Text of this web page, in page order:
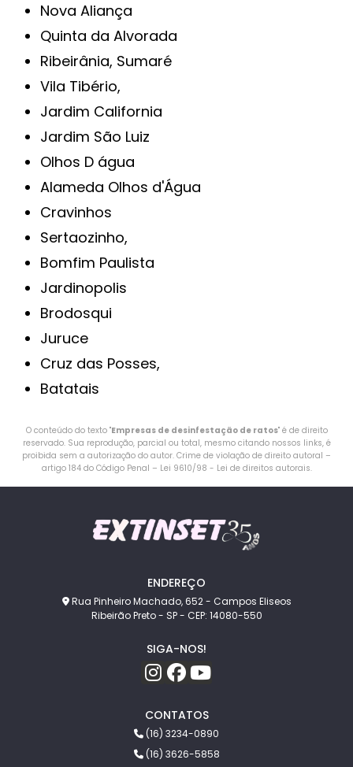
Nova Aliança
Quinta da Alvorada
Ribeirânia, Sumaré
Vila Tibério,
Jardim California
Jardim São Luiz
Olhos D água
Alameda Olhos d'Água
Cravinhos
Sertaozinho,
Bomfim Paulista
Jardinopolis
Brodosqui
Juruce
Cruz das Posses,
Batatais
O conteúdo do texto "Empresas de desinfestação de ratos" é de direito
reservado. Sua reprodução, parcial ou total, mesmo citando nossos links, é
proibida sem a autorização do autor. Crime de violação de direito autoral –
artigo 184 do Código Penal – Lei 9610/98 - Lei de direitos autorais.
ENDEREÇO
Rua Pinheiro Machado, 652 - Campos Eliseos
Ribeirão Preto - SP - CEP: 14080-550
SIGA-NOS!
CONTATOS
(16) 3234-0890
(16) 3626-5858